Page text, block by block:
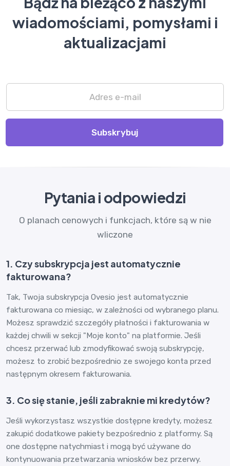
wiadomościami, pomysłami i
aktualizacjami
Subskrybuj
Pytania i odpowiedzi
O planach cenowych i funkcjach, które są w nie
wliczone
1. Czy subskrypcja jest automatycznie
fakturowana?
Tak, Twoja subskrypcja Ovesio jest automatycznie
fakturowana co miesiąc, w zależności od wybranego planu.
Możesz sprawdzić szczegóły płatności i fakturowania w
każdej chwili w sekcji "Moje konto" na platformie. Jeśli
chcesz przerwać lub zmodyfikować swoją subskrypcję,
możesz to zrobić bezpośrednio ze swojego konta przed
następnym okresem fakturowania.
3. Co się stanie, jeśli zabraknie mi kredytów?
Jeśli wykorzystasz wszystkie dostępne kredyty, możesz
zakupić dodatkowe pakiety bezpośrednio z platformy. Są
one dostępne natychmiast i mogą być używane do
kontynuowania przetwarzania wniosków bez przerwy.